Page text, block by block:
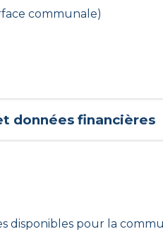
communale)
données financières
disponibles pour la